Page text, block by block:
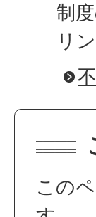
制
リ
この